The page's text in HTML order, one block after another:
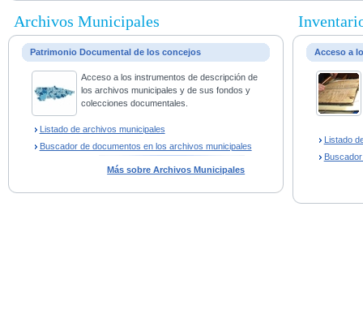
Archivos Municipales
Patrimonio Documental de los concejos
Acceso a los instrumentos de descripción de
los archivos municipales y de sus fondos y
colecciones documentales.
Listado de archivos municipales
Buscador de documentos en los archivos municipales
Más sobre Archivos Municipales
Acceso a
Listado